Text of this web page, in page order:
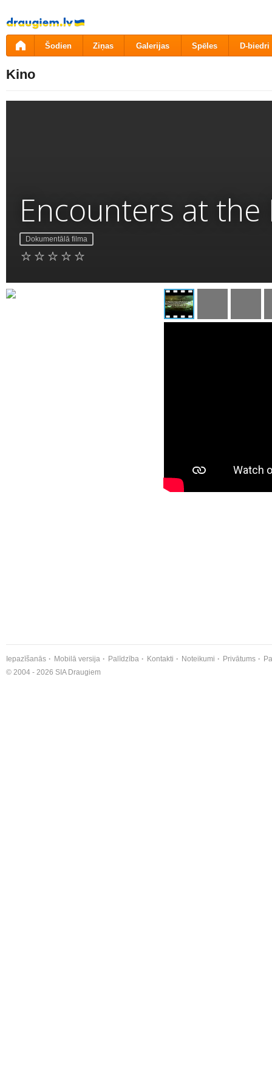
Pāriet
uz
saturu
Šodien Ziņas Galerijas Spēles D-biedri
Kino
Encounters at
Dokumentālā filma
Iepazīšanās Mobilā versija Palīdzība Kontakti Noteikumi Privātums
© 2004 - 2026 SIA Draugiem